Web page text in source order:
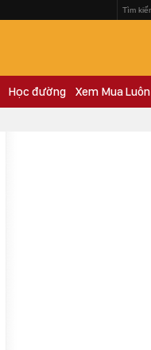
Học đường Xem Mua Luôn